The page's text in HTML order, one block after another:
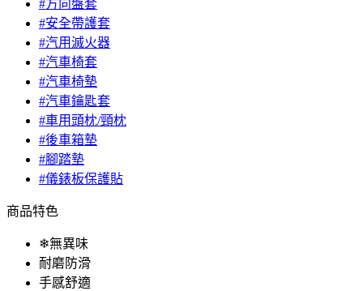
#方向盤套
#安全帶護套
#汽用滅火器
#汽車椅套
#汽車椅墊
#汽車鑰匙套
#車用頭枕/頸枕
#後車箱墊
#腳踏墊
#儀錶板保護貼
商品特色
❄無異味
耐磨防滑
手感舒適